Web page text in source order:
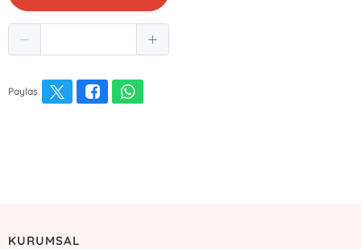
Paylaş
KURUMSAL